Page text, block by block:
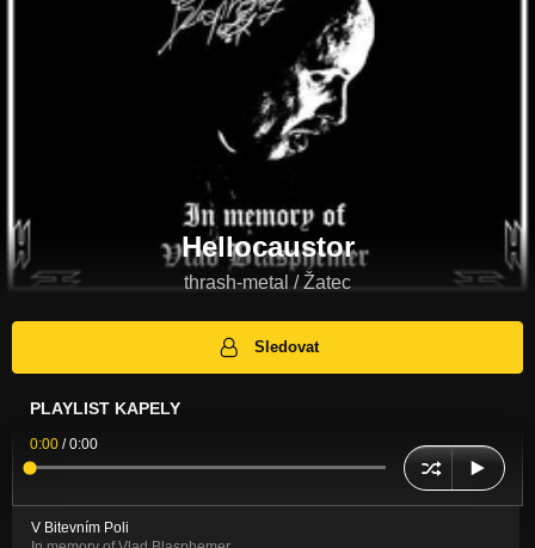
Hellocaustor
thrash-metal / Žatec
Sledovat
PLAYLIST KAPELY
0:00 /0:00
V Bitevním Poli